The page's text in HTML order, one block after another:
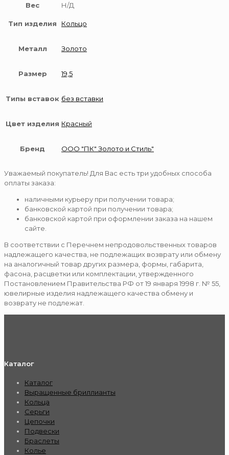
Вес Н/Д
Тип изделия Кольцо
Металл Золото
Размер 19,5
Типы вставок без вставки
Цвет изделия Красный
Бренд ООО "ПК" Золото и Стиль"
Уважаемый покупатель! Для Вас есть три удобных способа
оплаты заказа:
наличными курьеру при получении товара;
банковской картой при получении товара;
банковской картой при оформлении заказа на нашем
сайте.
В соответствии с Перечнем непродовольственных товаров
надлежащего качества, не подлежащих возврату или обмену
на аналогичный товар других размера, формы, габарита,
фасона, расцветки или комплектации, утвержденного
Постановлением Правительства РФ от 19 января 1998 г. № 55,
ювелирные изделия надлежащего качества обмену и
возврату не подлежат.
Каталог
Каталог
Выращенные бриллианты
Кольца
Серьги
Цепочки
Подвески
Браслеты
Колье